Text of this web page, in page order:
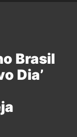
Brasil
Dia’